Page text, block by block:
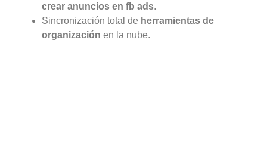
crear anuncios en fb ads.
Sincronización total de herramientas de
organización en la nube.